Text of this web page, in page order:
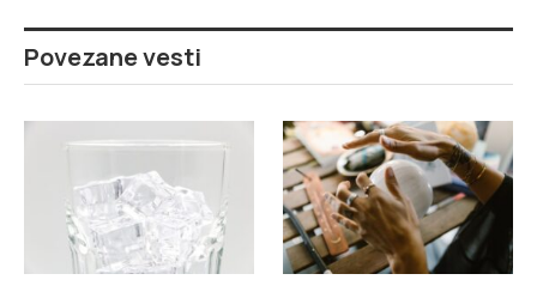
Povezane vesti